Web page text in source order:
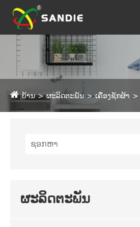
ບ້ານ ຜະລິດຕະພັນ ເຄື່ອງຊັກຜ້າ
ຜະລິດຕະພັນ